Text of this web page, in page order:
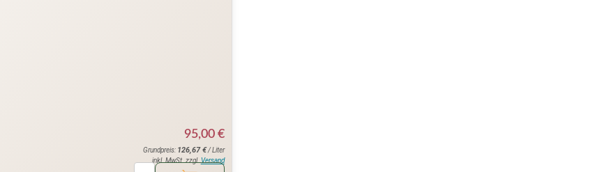
95,00 €
Grundpreis: 126,67€/ Liter
inkl. MwSt. zzgl. Versand